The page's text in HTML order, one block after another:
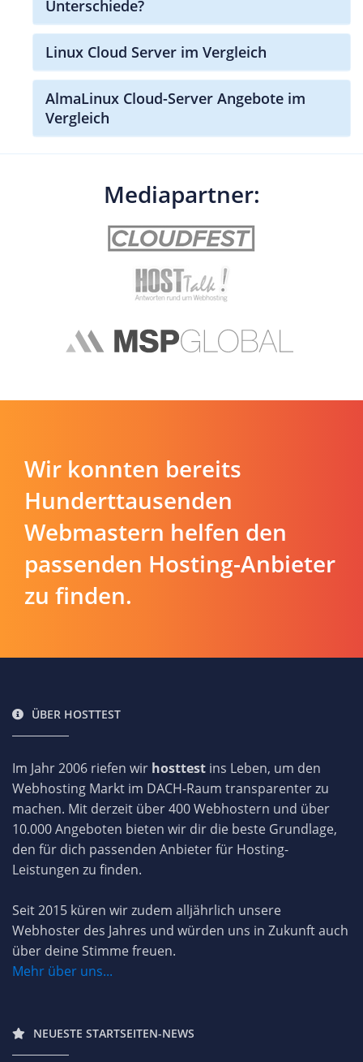
Unterschiede?
Linux Cloud Server im Vergleich
AlmaLinux Cloud-Server Angebote im
Vergleich
Mediapartner:
Wir konnten bereits
Hunderttausenden
Webmastern helfen den
passenden Hosting-Anbieter
zu finden.
ÜBER HOSTTEST
Im Jahr 2006 riefen wir hosttest ins Leben, um den
Webhosting Markt im DACH-Raum transparenter zu
machen. Mit derzeit über 400 Webhostern und über
10.000 Angeboten bieten wir dir die beste Grundlage,
den für dich passenden Anbieter für Hosting-
Leistungen zu finden.
Seit 2015 küren wir zudem alljährlich unsere
Webhoster des Jahres und würden uns in Zukunft auch
über deine Stimme freuen.
Mehr über uns...
NEUESTE STARTSEITEN-NEWS